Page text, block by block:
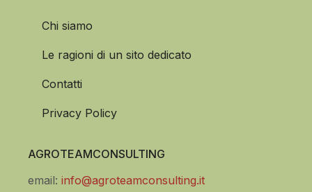
Chi siamo
Le ragioni di un sito dedicato
Contatti
Privacy Policy
AGROTEAMCONSULTING
email: info@agroteamconsulting.it